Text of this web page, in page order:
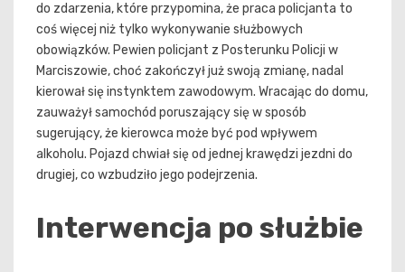
do zdarzenia, które przypomina, że praca policjanta to
coś więcej niż tylko wykonywanie służbowych
obowiązków. Pewien policjant z Posterunku Policji w
Marciszowie, choć zakończył już swoją zmianę, nadal
kierował się instynktem zawodowym. Wracając do domu,
zauważył samochód poruszający się w sposób
sugerujący, że kierowca może być pod wpływem
alkoholu. Pojazd chwiał się od jednej krawędzi jezdni do
drugiej, co wzbudziło jego podejrzenia.
Interwencja po służbie